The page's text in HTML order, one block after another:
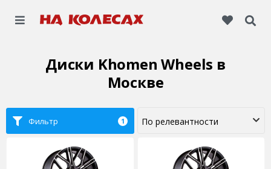
Диски Khomen Wheels в
Москве
Фильтр 1